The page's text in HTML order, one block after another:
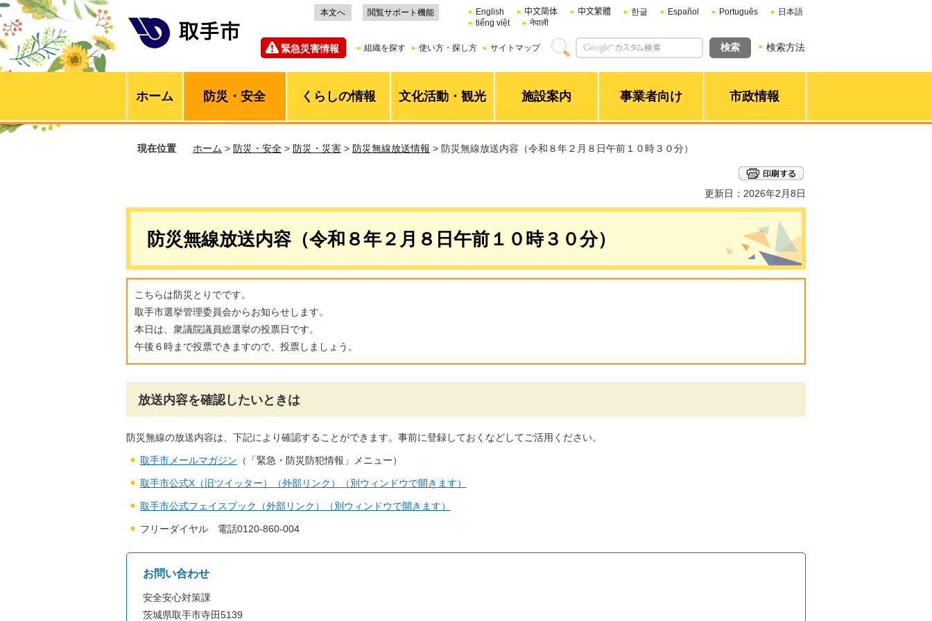
本文へ 閲覧サポート機能 English 中文简体 中文繁體 한글 Español Português
日本語
tiếng việt
नेपाली
緊急災害情報 組織を探す 使い方・探し方 サイトマップ 検索方法
ホーム 防災・安全 くらしの情報 文化活動・観光 施設案内 事業者向け 市政情報
現在位置 ホーム > 防災・安全 > 防災・災害 > 防災無線放送情報 > 防災無線放送内容（令和８年２月８日午前１０時３０分）
更新日：2026年2月8日
防災無線放送内容（令和８年２月８日午前１０時３０分）
こちらは防災とりでです。
取手市選挙管理委員会からお知らせします。
本日は、衆議院議員総選挙の投票日です。
午後６時まで投票できますので、投票しましょう。
放送内容を確認したいときは
防災無線の放送内容は、下記により確認することができます。事前に登録しておくなどしてご活用ください。
取手市メールマガジン （「緊急・防災防犯情報」メニュー）
取手市公式X（旧ツイッター）（外部リンク）（別ウィンドウで開きます）
取手市公式フェイスブック（外部リンク）（別ウィンドウで開きます）
フリーダイヤル 電話0120-860-004
お問い合わせ
安全安心対策課
茨城県取手市寺田5139